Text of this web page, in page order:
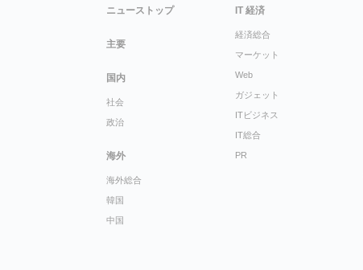
ニューストップ
主要
国内
社会
政治
海外
海外総合
韓国
中国
IT 経済
経済総合
マーケット
Web
ガジェット
ITビジネス
IT総合
PR